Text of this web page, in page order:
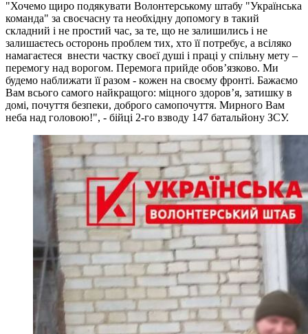
"Хочемо щиро подякувати Волонтерському штабу "Українська
команда" за своєчасну та необхідну допомогу в такий
складний і не простий час, за те, що не залишились і не
залишаєтесь осторонь проблем тих, хто її потребує, а всіляко
намагаєтеся внести частку своєї душі і праці у спільну мету –
перемогу над ворогом. Перемога прийде обов’язково. Ми
будемо наближати її разом - кожен на своєму фронті. Бажаємо
Вам всього самого найкращого: міцного здоров’я, затишку в
домі, почуття безпеки, доброго самопочуття. Мирного Вам
неба над головою!", - бійці 2-го взводу 147 батальйону ЗСУ.